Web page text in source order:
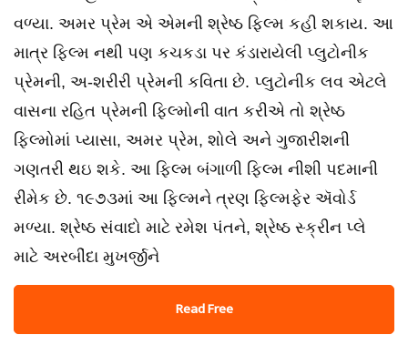
વળ્યા. અમર પ્રેમ એ એમની શ્રેષ્ઠ ફિલ્મ કહી શકાય. આ
માત્ર ફિલ્મ નથી પણ કચકડા પર કંડારાયેલી પ્લુટોનીક
પ્રેમની, અ-શરીરી પ્રેમની કવિતા છે. પ્લુટોનીક લવ એટલે
વાસના રહિત પ્રેમની ફિલ્મોની વાત કરીએ તો શ્રેષ્ઠ
ફિલ્મોમાં પ્યાસા, અમર પ્રેમ, શોલે અને ગુજારીશની
ગણતરી થઇ શકે. આ ફિલ્મ બંગાળી ફિલ્મ નીશી પદમાની
રીમેક છે. ૧૯૭૩માં આ ફિલ્મને ત્રણ ફિલ્મફેર ઍવોર્ડ
મળ્યા. શ્રેષ્ઠ સંવાદો માટે રમેશ પંતને, શ્રેષ્ઠ સ્ક્રીન પ્લે
માટે અરબીંદા મુખર્જીને
Read Free